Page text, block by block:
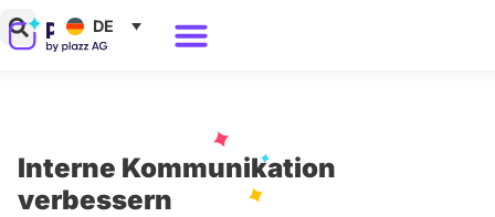
Zum
Inhalt
DE
Interne Kommunikation
verbessern